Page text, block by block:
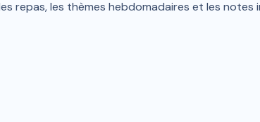
repas, les thèmes hebdomadaires et les